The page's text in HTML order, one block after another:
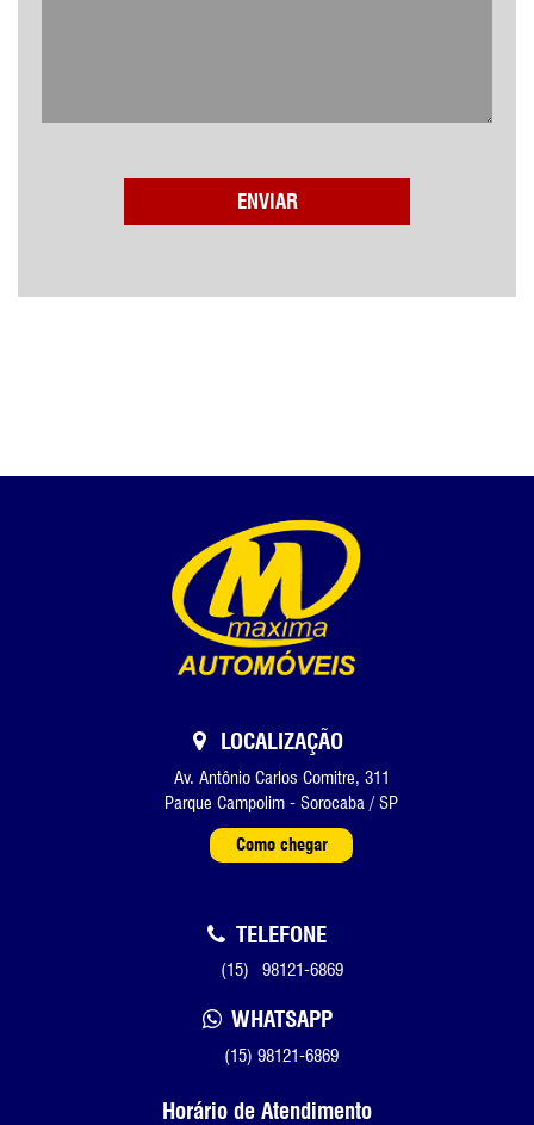
ENVIAR
LOCALIZAÇÃO
Av. Antônio Carlos Comitre, 311
Parque Campolim - Sorocaba / SP
Como chegar
TELEFONE
(15) 98121-6869
WHATSAPP
(15) 98121-6869
Horário de Atendimento